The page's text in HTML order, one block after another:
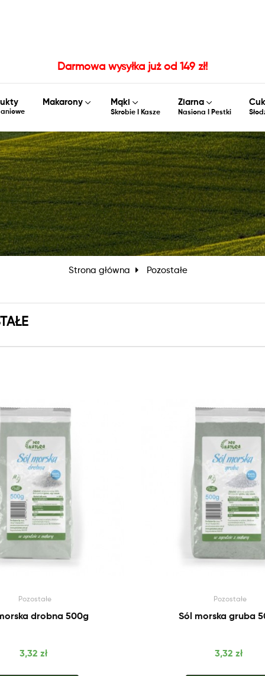
Darmowa wysyłka już od 149 zł!
Makarony Mąki
Skrobie I Kasze
Ziarna
Nasiona I Pestki
Strona główna Pozostałe
Pozostałe
drobna 500g
Cena
3,32 zł
Pozostałe
Sól morska gruba
Cena
3,32 zł